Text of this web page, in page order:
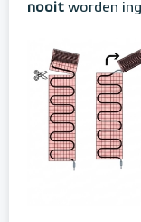
nooit worden